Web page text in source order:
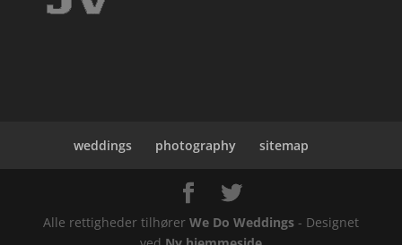
weddings photography sitemap
Alle rettigheder tilhører We Do Weddings- Designet